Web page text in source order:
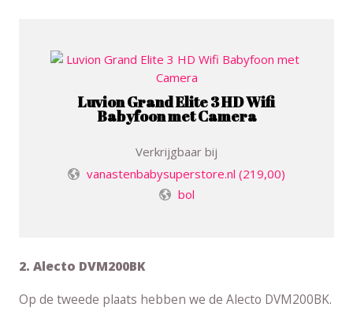
Luvion Grand Elite 3 HD Wifi
Babyfoon met Camera
Verkrijgbaar bij
vanastenbabysuperstore.nl (219,00)
bol
2. Alecto DVM200BK
Op de tweede plaats hebben we de Alecto DVM200BK.